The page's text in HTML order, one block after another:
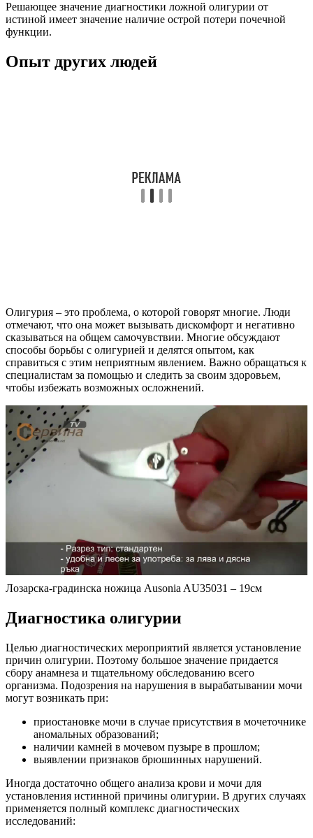
Решающее значение диагностики ложной олигурии от
истиной имеет значение наличие острой потери почечной
функции.
Опыт других людей
Олигурия – это проблема, о которой говорят многие. Люди
отмечают, что она может вызывать дискомфорт и негативно
сказываться на общем самочувствии. Многие обсуждают
способы борьбы с олигурией и делятся опытом, как
справиться с этим неприятным явлением. Важно обращаться к
специалистам за помощью и следить за своим здоровьем,
чтобы избежать возможных осложнений.
Лозарска-градинска ножица Ausonia AU35031 – 19см
Диагностика олигурии
Целью диагностических мероприятий является установление
причин олигурии. Поэтому большое значение придается
сбору анамнеза и тщательному обследованию всего
организма. Подозрения на нарушения в вырабатывании мочи
могут возникать при:
приостановке мочи в случае присутствия в мочеточнике
аномальных образований;
наличии камней в мочевом пузыре в прошлом;
выявлении признаков брюшинных нарушений.
Иногда достаточно общего анализа крови и мочи для
установления истинной причины олигурии. В других случаях
применяется полный комплекс диагностических
исследований: